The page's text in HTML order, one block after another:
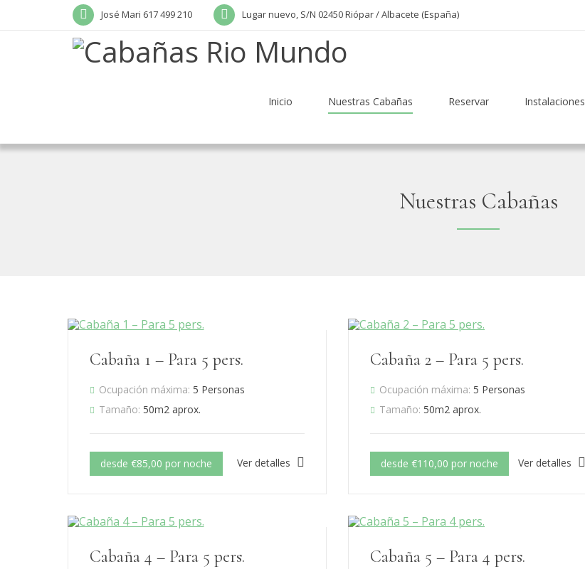
José Mari 617 499 210 Lugar nuevo, S/N 02450 Riópar / Albacete (España)
Inicio Nuestras Cabañas Reservar Instalaciones
Nuestras Cabañas
Cabaña 1 – Para 5 pers.
Ocupación máxima: 5 Personas
Tamaño: 50m2 aprox.
desde €85,00 por noche Ver detalles
Cabaña 2 – Para 5 pers.
Ocupación máxima: 5 Personas
Tamaño: 50m2 aprox.
desde €110,00 por noche Ver detalles
Cabaña 4 – Para 5 pers. Cabaña 5 – Para 4 pers.